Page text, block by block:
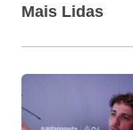
Mais Lidas